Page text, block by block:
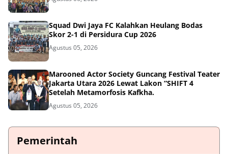
Squad Dwi Jaya FC Kalahkan Heulang Bodas
Skor 2-1 di Persidura Cup 2026
Agustus 05, 2026
Marooned Actor Society Guncang Festival Teater
Jakarta Utara 2026 Lewat Lakon “SHIFT 4
Setelah Metamorfosis Kafkha.
Agustus 05, 2026
Pemerintah